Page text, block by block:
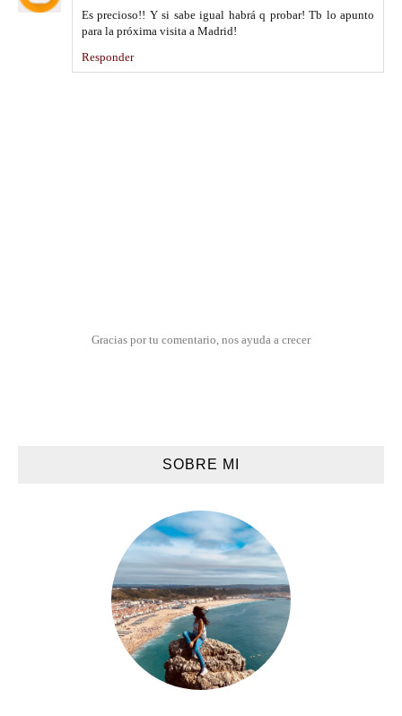
Es precioso!! Y si sabe igual habrá q probar! Tb lo apunto
para la próxima visita a Madrid!
Responder
Gracias por tu comentario, nos ayuda a crecer
SOBRE MI